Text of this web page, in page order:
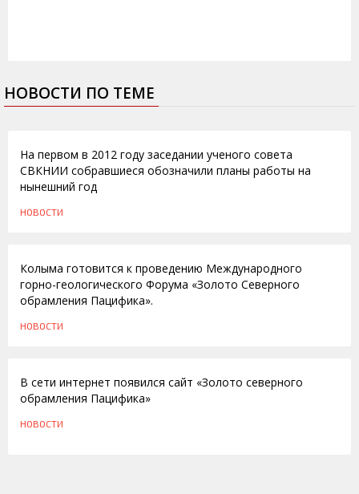
НОВОСТИ ПО ТЕМЕ
На первом в 2012 году заседании ученого совета
СВКНИИ собравшиеся обозначили планы работы на
нынешний год
НОВОСТИ
Колыма готовится к проведению Международного
горно-геологического Форума «Золото Северного
обрамления Пацифика».
НОВОСТИ
В сети интернет появился сайт «Золото северного
обрамления Пацифика»
НОВОСТИ